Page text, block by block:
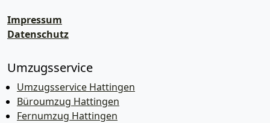
Impressum
Datenschutz
Umzugsservice
Umzugsservice Hattingen
Büroumzug Hattingen
Fernumzug Hattingen